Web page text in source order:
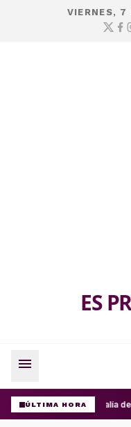
VIERNES, 7
ES
menu
ÚLTIMA HORAFiscalía